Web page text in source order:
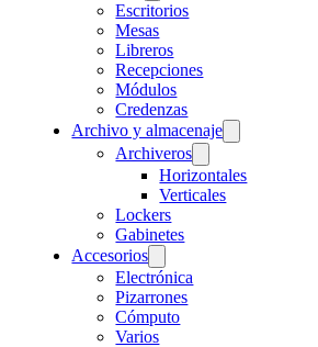
Escritorios
Mesas
Libreros
Recepciones
Módulos
Credenzas
Archivo y almacenaje
Archiveros
Horizontales
Verticales
Lockers
Gabinetes
Accesorios
Electrónica
Pizarrones
Cómputo
Varios